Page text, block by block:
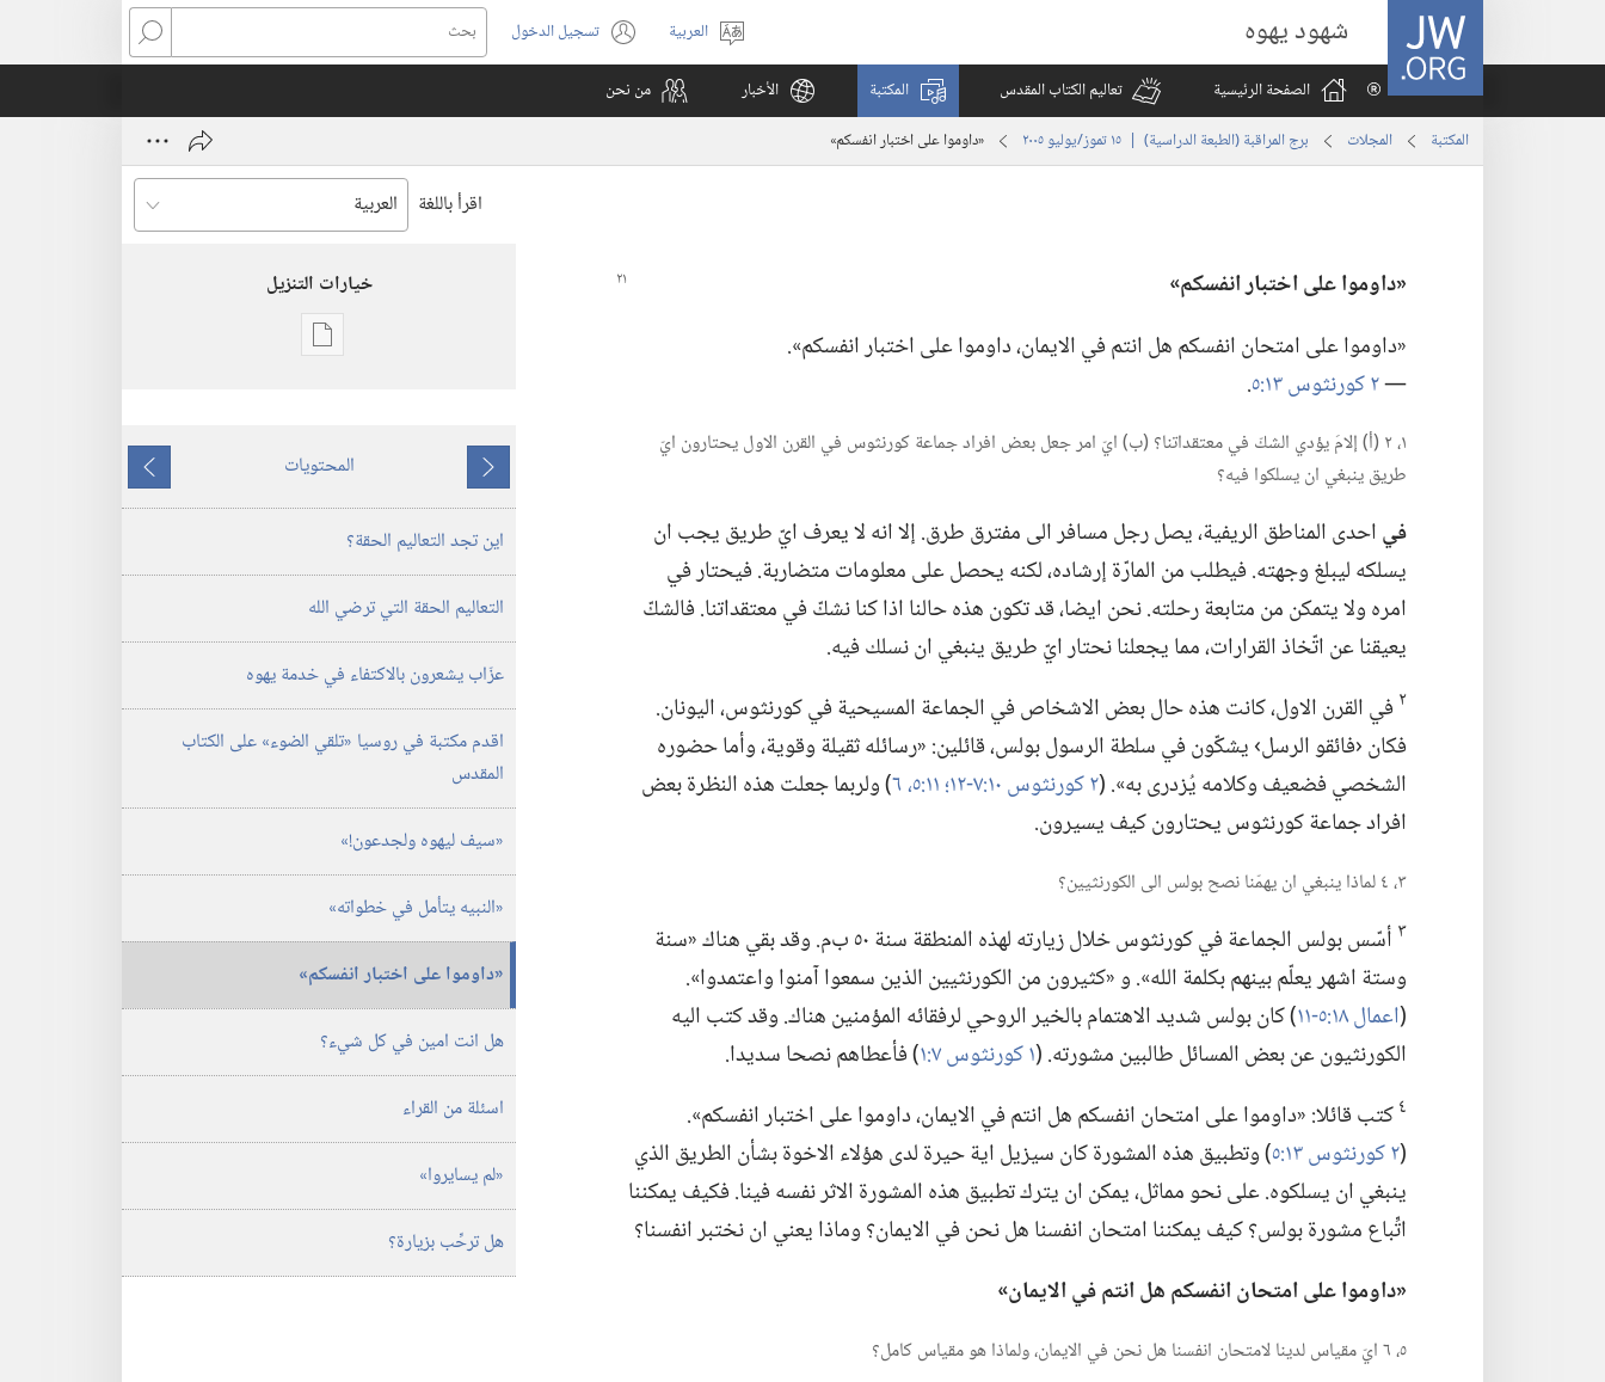
JW.ORG شهود يهوه
اختر
اللغة
العربية تسجيل الدخول
(يفتح
نافذة
بحث
الصفحة الرئيسية
تعاليم الكتاب المقدس المكتبة الأخبار من نحن
المكتبة المجلات برج المراقبة (‏الطبعة الدراسية)‏ | ‏‎١٥‏ ‏‎تموز/يوليو‏ ‎٢٠٠٥ ‏«داوموا على اختبار انفسكم»‏
اقرأ باللغة
‏«داوموا على اختبار انفسكم»‏
‏«داوموا على امتحان انفسكم هل انتم في الايمان،‏ داوموا على اختبار انفسكم».‏
—‏٢ كورنثوس ١٣:‏٥ ‏.‏
١،‏ ٢ (‏أ)‏ إلامَ يؤدي الشكّ في معتقداتنا؟‏ (‏ب)‏ ايّ امر جعل بعض افراد جماعة كورنثوس في القرن الاول يحتارون ايّ
طريق ينبغي ان يسلكوا فيه؟‏
فياحدى المناطق الريفية،‏ يصل رجل مسافر الى مفترق طرق.‏ إلا انه لا يعرف ايّ طريق يجب ان
يسلكه ليبلغ وجهته.‏ فيطلب من المارّة إرشاده،‏ لكنه يحصل على معلومات متضاربة.‏ فيحتار في
امره ولا يتمكن من متابعة رحلته.‏ نحن ايضا،‏ قد تكون هذه حالنا اذا كنا نشكّ في معتقداتنا.‏ فالشكّ
يعيقنا عن اتّخاذ القرارات،‏ مما يجعلنا نحتار ايّ طريق ينبغي ان نسلك فيه.‏
٢ في القرن الاول،‏ كانت هذه حال بعض الاشخاص في الجماعة المسيحية في كورنثوس،‏ اليونان.‏
فكان ‹فائقو الرسل› يشكّون في سلطة الرسول بولس،‏ قائلين:‏ «رسائله ثقيلة وقوية،‏ وأما حضوره
الشخصي فضعيف وكلامه يُزدرى به».‏ (‏٢ كورنثوس ١٠:‏٧-‏١٢؛‏
‏)‏ ولربما جعلت هذه النظرة بعض
افراد جماعة كورنثوس يحتارون كيف يسيرون.‏
٣،‏ ٤ لماذا ينبغي ان يهمّنا نصح بولس الى الكورنثيين؟‏
٣
أسّس بولس الجماعة في كورنثوس خلال زيارته لهذه المنطقة سنة ٥٠ ب‌م.‏ وقد بقي هناك «سنة
وستة اشهر يعلّم بينهم بكلمة الله».‏ و «كثيرون من الكورنثيين الذين سمعوا آمنوا واعتمدوا».‏
(‏اعمال ١٨:‏٥-‏١١
‏)‏ كان بولس شديد الاهتمام بالخير الروحي لرفقائه المؤمنين هناك.‏ وقد كتب اليه
الكورنثيون عن بعض المسائل طالبين مشورته.‏ (‏١ كورنثوس ٧:‏١ ‏)‏ فأعطاهم نصحا سديدا.‏
٤كتب قائلا:‏ «داوموا على امتحان انفسكم هل انتم في الايمان،‏ داوموا على اختبار انفسكم».‏
(‏٢ كورنثوس ١٣:‏٥
‏)‏ وتطبيق هذه المشورة كان سيزيل اية حيرة لدى هؤلاء الاخوة بشأن الطريق الذي
ينبغي ان يسلكوه.‏ على نحو مماثل،‏ يمكن ان يترك تطبيق هذه المشورة الاثر نفسه فينا.‏ فكيف يمكننا
اتِّباع مشورة بولس؟‏ كيف يمكننا امتحان انفسنا هل نحن في الايمان؟‏ وماذا يعني ان نختبر انفسنا؟‏
‏«داوموا على امتحان انفسكم هل انتمفيالايمان»‏
٥،‏ ٦ ايّ مقياس لدينا لامتحان انفسنا هل نحن في الايمان،‏ ولماذا هو مقياس كامل؟‏
خيارات التنزيل
خيارات
المراقبة
(‏الطبعة
‏‎١٥‏ ‏‎تموز/
يوليو‏
‎٢٠٠٥
ما
يسبق
المحتويات
ما
يلي
اين تجد التعاليم الحقة؟‏
التعاليم الحقة التي ترضي الله
عزّاب يشعرون بالاكتفاء في خدمة يهوه
اقدم مكتبة في روسيا «تلقي الضوء» على الكتاب
المقدس
‏«سيف ليهوه ولجدعون!‏»‏
‏«النبيه يتأمل في خطواته»‏
‏«داوموا على اختبار انفسكم»‏
هل انت امين في كل شيء؟‏
اسئلة من القراء
‏«لم يسايروا»‏
هل ترحِّب بزيارة؟‏